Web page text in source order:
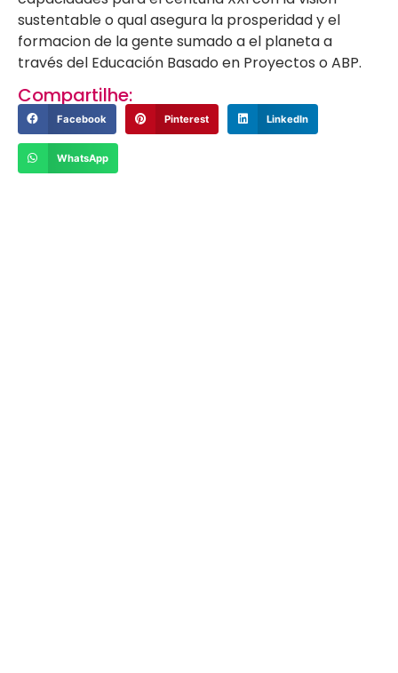
sustentable o qual asegura la prosperidad y el
formacion de la gente sumado a el planeta a
través del Educación Basado en Proyectos o ABP.
Compartilhe:
Facebook Pinterest LinkedIn
WhatsApp